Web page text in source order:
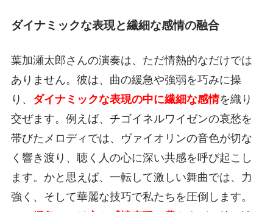
ダイナミックな表現と繊細な感情の融合
葉加瀬太郎さんの演奏は、ただ情熱的なだけでは
ありません。彼は、曲の緩急や強弱を巧みに操
り、 ダイナミックな表現の中に繊細な感情を織り
交ぜます。例えば、チゴイネルワイゼンの哀愁を
帯びたメロディでは、ヴァイオリンの音色が切な
く響き渡り、聴く人の心に深い共感を呼び起こし
ます。かと思えば、一転して激しい舞曲では、力
強く、そして華麗な技巧で私たちを圧倒します。